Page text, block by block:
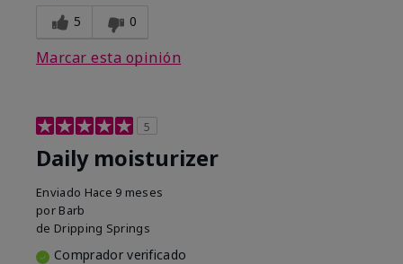
5 0
Marcar esta opinión
5
Daily moisturizer
Enviado Hace 9 meses
por Barb
de Dripping Springs
Comprador verificado